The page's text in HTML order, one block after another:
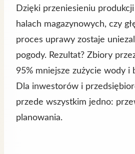
Dzięki przeniesieniu
halach magazynowych, czy
proces uprawy zostaje
pogody. Rezultat? Zbiory
95% mniejsze zużycie wody i
Dla inwestorów i
przede wszystkim jedno:
planowania.